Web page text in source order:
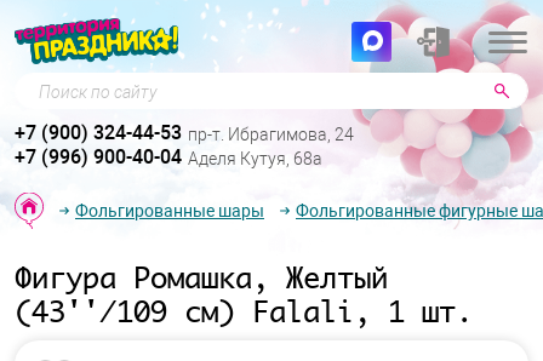
Поиск по сайту
+7 (900) 324-44-53 пр-т. Ибрагимова, 24
+7 (996) 900-40-04 Аделя Кутуя, 68а
Фольгированные шары Фольгированные фигурные
Фигура Ромашка, Желтый
(43''/109 см) Falali, 1 шт.